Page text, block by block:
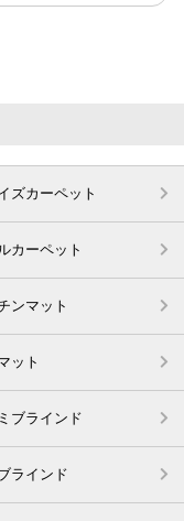
ズカーペット
カーペット
ンマット
ット
ブラインド
ラインド